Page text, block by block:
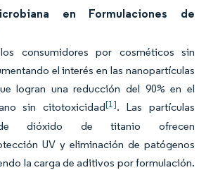
en Formulaciones de
consumidores por cosméticos sin
el interés en las nanopartículas
logran una reducción del 90% en el
sin citotoxicidad[1]. Las partículas
de dióxido de titanio ofrecen
UV y eliminación de patógenos
la carga de aditivos por formulación.